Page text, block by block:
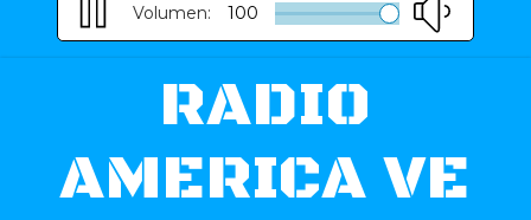
Volumen: 100
RADIO
AMERICA VE